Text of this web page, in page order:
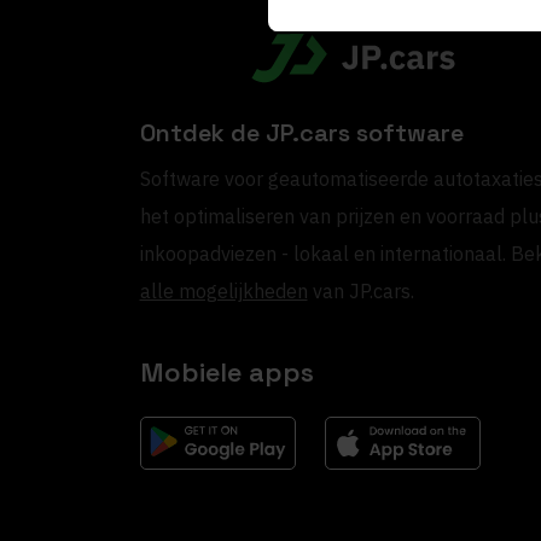
Ontdek de JP.cars software
Software voor geautomatiseerde
het optimaliseren van prijzen en voorraad
inkoopadviezen - lokaal en internationaal.
alle mogelijkheden van JP.cars.
Mobiele apps